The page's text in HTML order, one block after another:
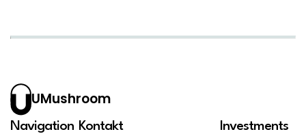
UMushroom
Navigation Kontakt Investments